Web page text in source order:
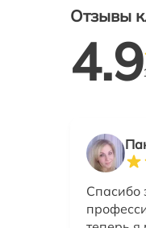
Отзывы
4.9
Спасибо